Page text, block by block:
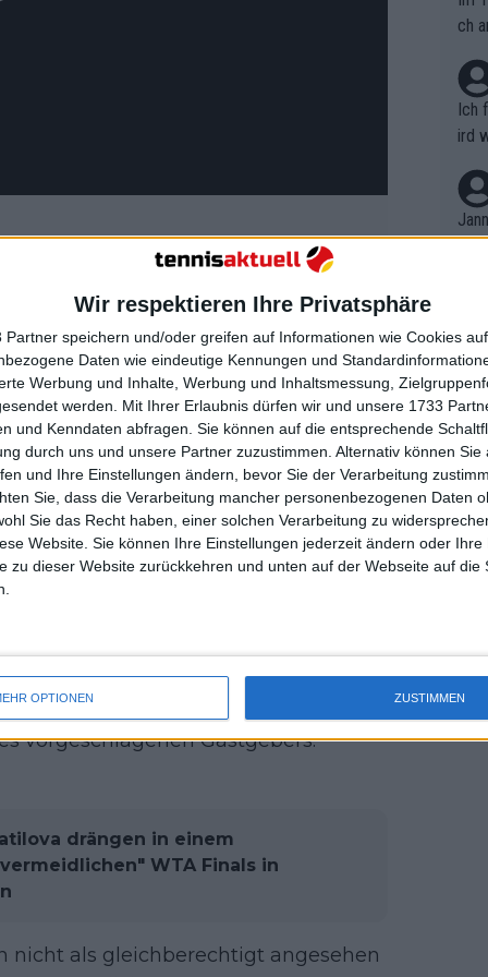
Wir respektieren Ihre Privatsphäre
Partner speichern und/oder greifen auf Informationen wie Cookies
Daten wie eindeutige Kennungen und
Werbung und Inhalte, Werbung und Inhaltsmessung,
werden. Mit Ihrer Erlaubnis dürfen wir und unsere 1733
und Kenndaten abfragen. Sie können auf die entsprechende
durch uns und unsere Partner zuzustimmen. Alternativ können Sie
und Ihre Einstellungen ändern, bevor Sie der Verarbeitung
Sie, dass die Verarbeitung mancher personenbezogenen Daten
Sie das Recht haben, einer solchen Verarbeitung zu
Website. Sie können Ihre Einstellungen jederzeit ändern oder Ihre
zu dieser Website zurückkehren und unten auf der Webseite auf die
OPTIONEN ZUSTIMMEN
vermuten, dass die Absicht
ATPals auch der WTA auszurichten,
der Menschenrechtssituation im
die LGBTQ+-Gemeinschaft,
sprachen sich Evert und
die WTA ihre Turniere nach Saudi-
zu veranstalten, wäre ein
dem Frauensport, sondern auch
verschiedenen Kulturen und
und nicht trotz dessen, sind wir
Tour an Riyadh. Die Werte der WTA
vorgeschlagenen Gastgebers."
drängen in einem
WTA Finals in
nicht als gleichberechtigt angesehen
ch
Ich
ird
r in
em
t,
B.
on
uss
mal
des
n
nt.
kel